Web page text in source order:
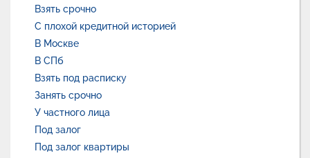
Взять срочно
С плохой кредитной историей
В Москве
В СПб
Взять под расписку
Занять срочно
У частного лица
Под залог
Под залог квартиры